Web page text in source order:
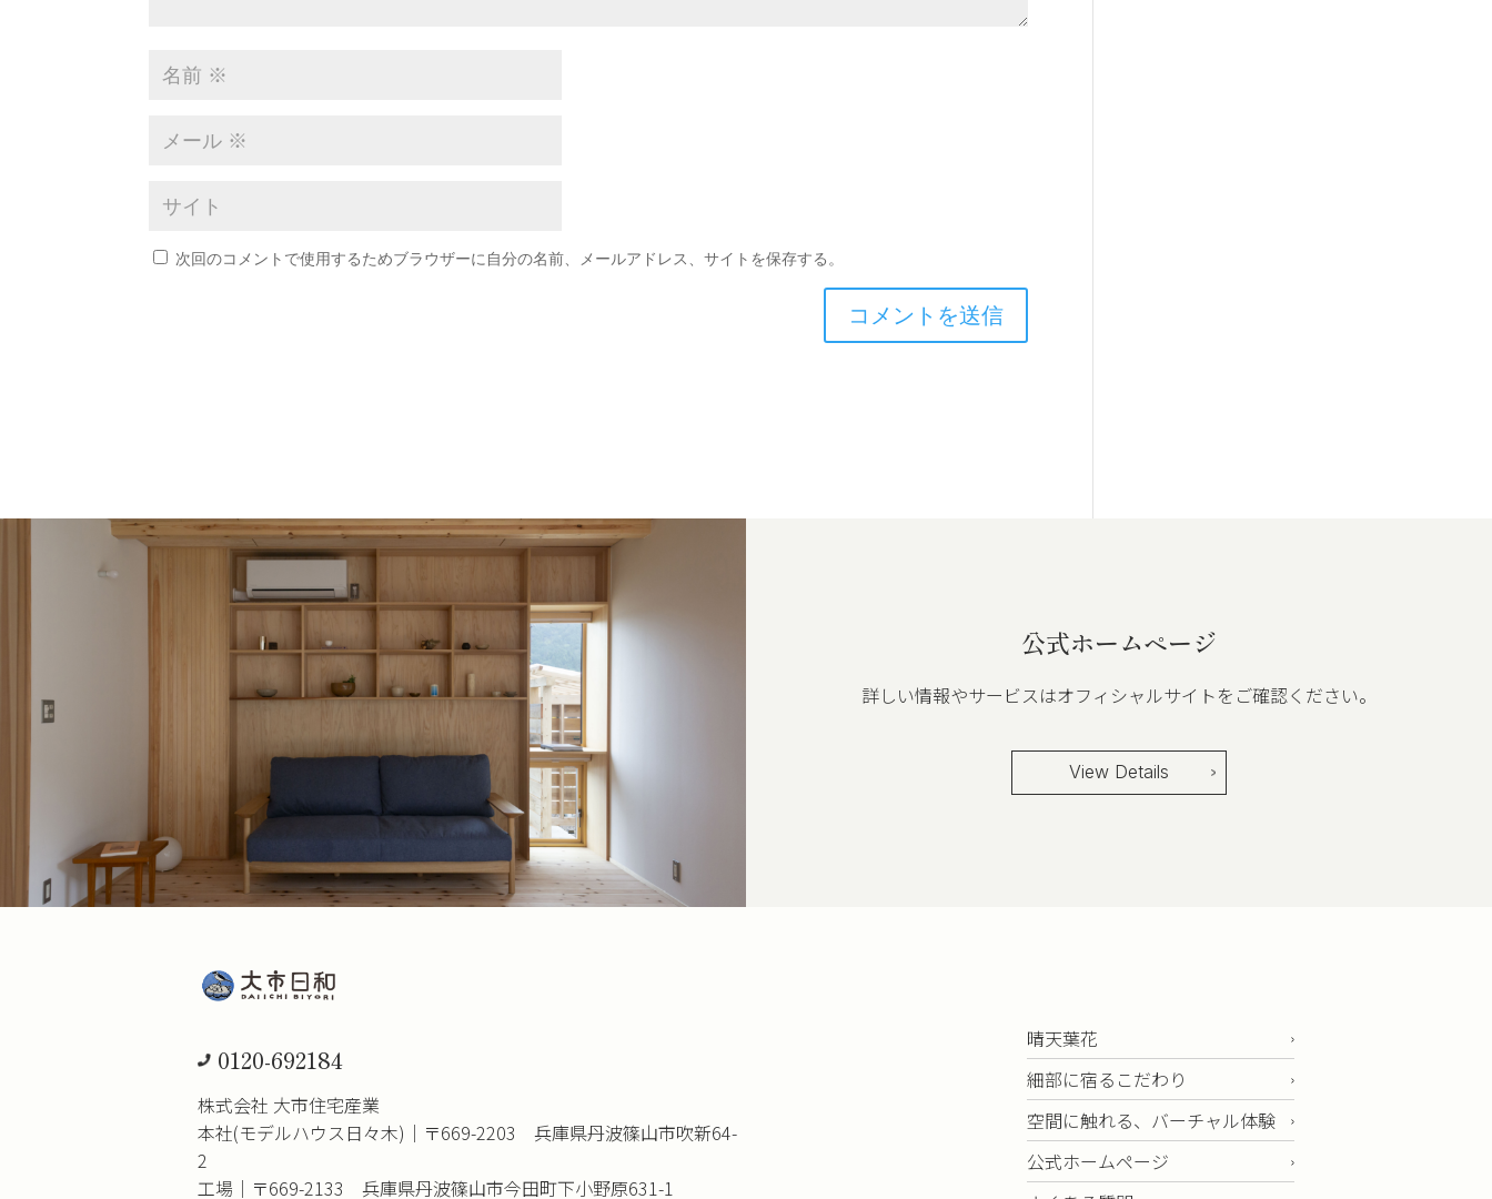
次回のコメントで使用するためブラウザーに自分の名前、メールアドレス、サイトを保存する。
公式ホームページ
詳しい情報やサービスはオフィシャルサイトをご確認ください。
View Details
0120-692184
株式会社 大市住宅産業
本社(モデルハウス日々木)｜〒669-2203 兵庫県丹波篠山市吹新64-
2
工場｜〒669-2133 兵庫県丹波篠山市今田町下小野原631-1
晴天葉花
細部に宿るこだわり
空間に触れる、バーチャル体験
公式ホームページ